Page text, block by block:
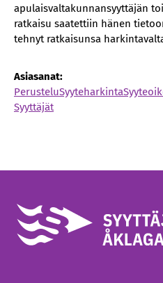
apulaisvaltakunnansyyttäjän
ratkaisu saatettiin hänen
tehnyt ratkaisunsa
Asiasanat:
PerusteluSyyteharkinta
Syyttäjät